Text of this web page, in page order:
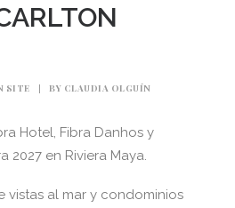
SITE | BY CLAUDIA OLGUÍN
Hotel, Fibra Danhos y
2027 en Riviera Maya.
vistas al mar y condominios